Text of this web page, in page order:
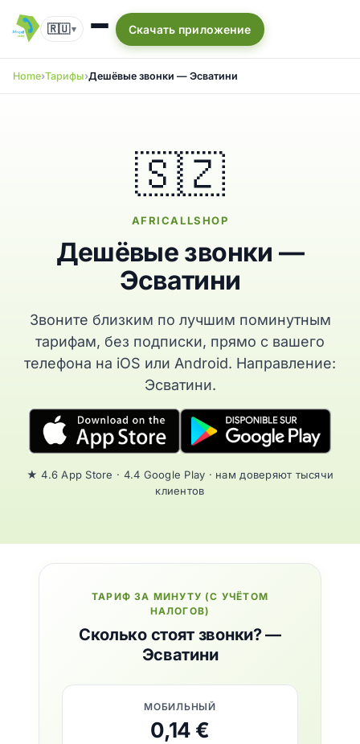
🇷🇺▾ Скачать приложение
Home Тарифы Дешёвые звонки — Эсватини
🇸🇿
AFRICALLSHOP
Дешёвые звонки —
Эсватини
Звоните близким по лучшим поминутным
тарифам, без подписки, прямо с вашего
телефона на iOS или Android. Направление:
Эсватини.
★ 4.6 App Store · 4.4 Google Play · нам доверяют тысячи
клиентов
ТАРИФ ЗА МИНУТУ (С УЧЁТОМ
НАЛОГОВ)
Сколько стоят звонки? —
Эсватини
МОБИЛЬНЫЙ
0,14 €